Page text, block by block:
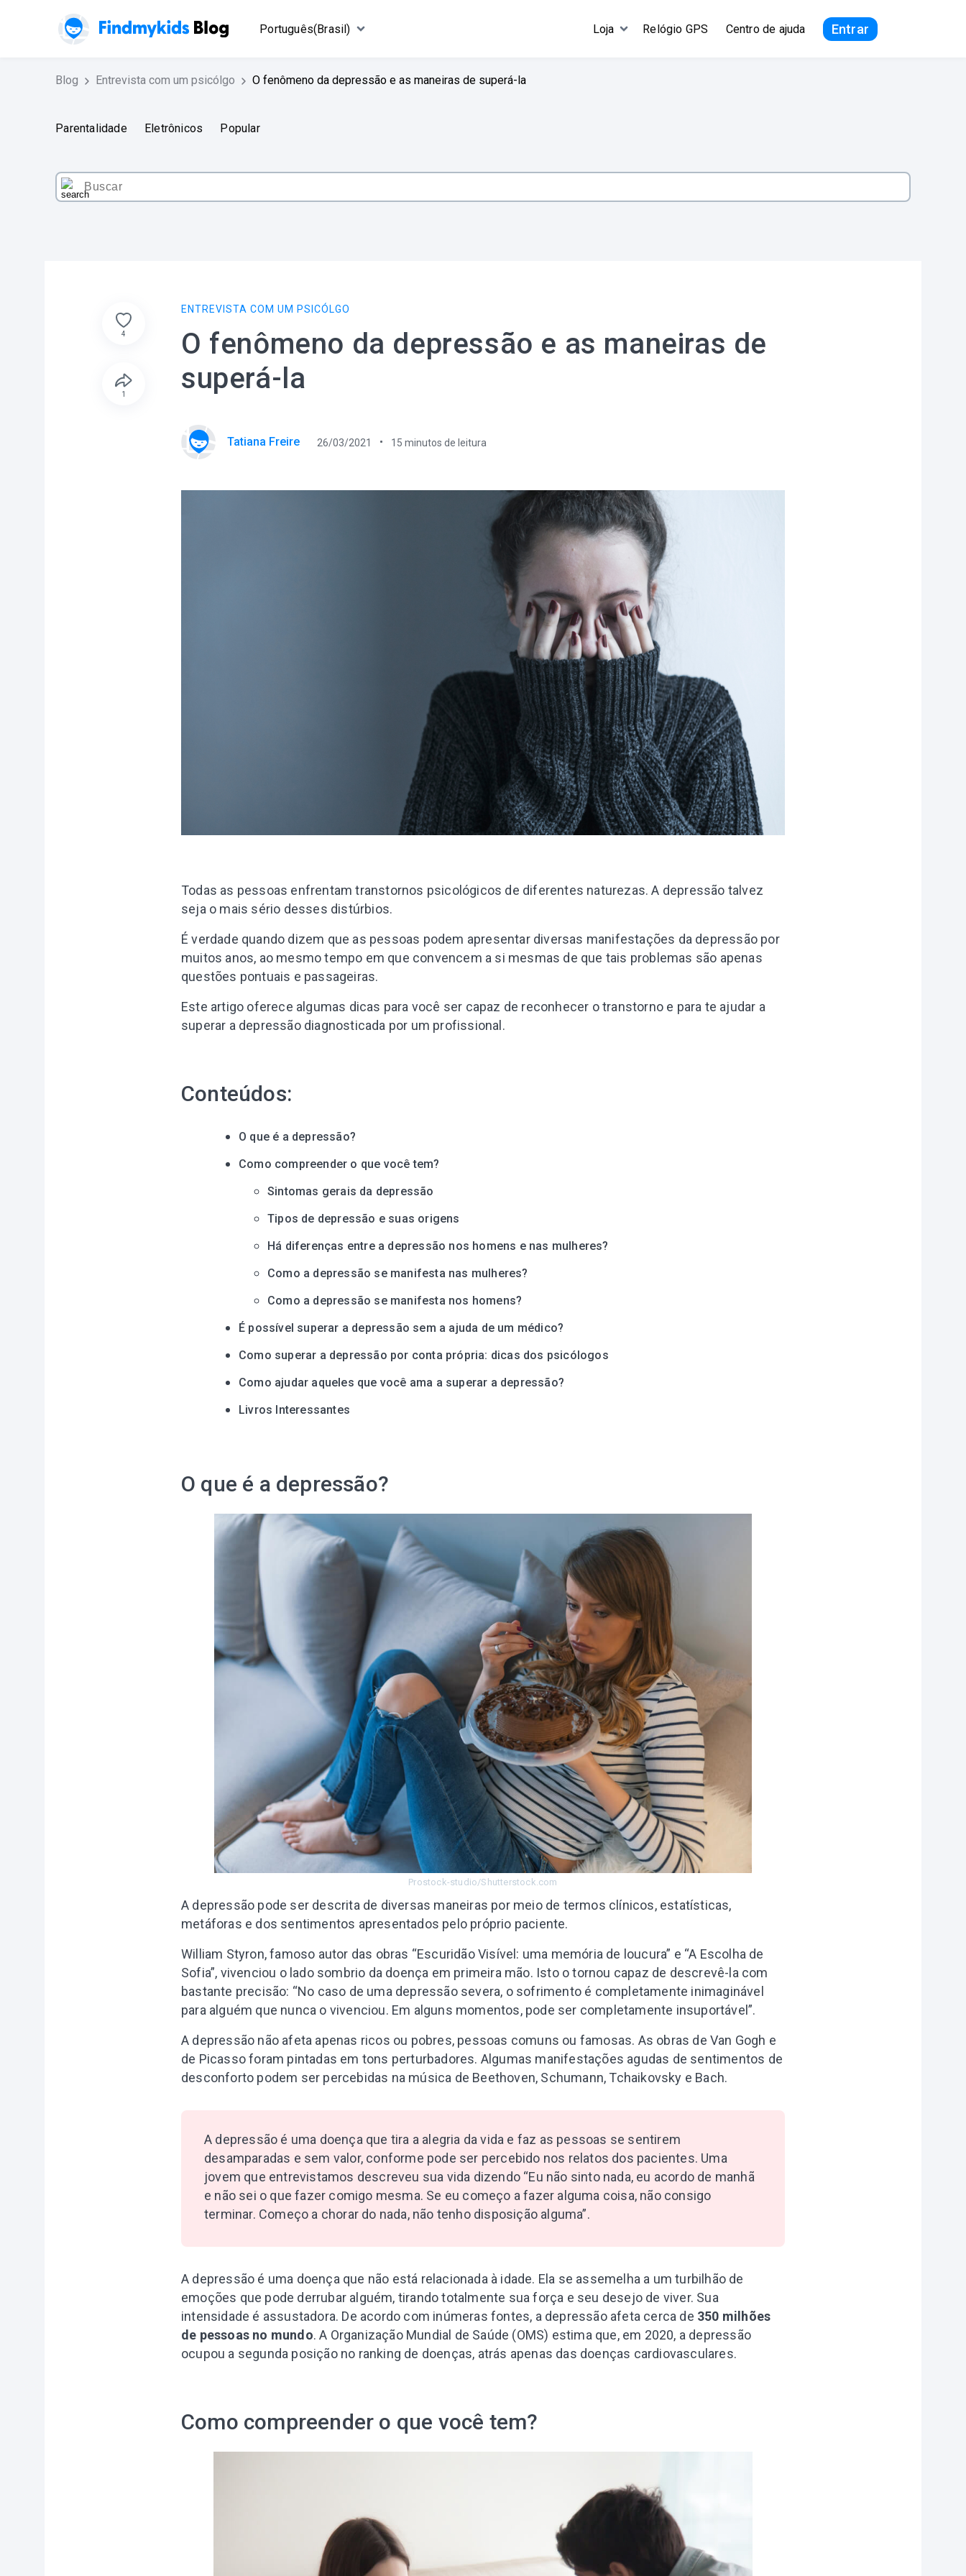
Português(Brasil) Loja Relógio GPS Centro de ajuda Entrar
Blog Entrevista com um psicólgo O fenômeno da depressão e as maneiras de superá-la
Parentalidade Eletrônicos Popular
4
1
ENTREVISTA COM UM PSICÓLGO
O fenômeno da depressão e as maneiras de
superá-la
Tatiana Freire 26/03/2021 15 minutos de leitura
Todas as pessoas enfrentam transtornos psicológicos de diferentes naturezas. A depressão talvez
seja o mais sério desses distúrbios.
É verdade quando dizem que as pessoas podem apresentar diversas manifestações da depressão por
muitos anos, ao mesmo tempo em que convencem a si mesmas de que tais problemas são apenas
questões pontuais e passageiras.
Este artigo oferece algumas dicas para você ser capaz de reconhecer o transtorno e para te ajudar a
superar a depressão diagnosticada por um profissional.
Conteúdos:
O que é a depressão?
Como compreender o que você tem?
Sintomas gerais da depressão
Tipos de depressão e suas origens
Há diferenças entre a depressão nos homens e nas mulheres?
Como a depressão se manifesta nas mulheres?
Como a depressão se manifesta nos homens?
É possível superar a depressão sem a ajuda de um médico?
Como superar a depressão por conta própria: dicas dos psicólogos
Como ajudar aqueles que você ama a superar a depressão?
Livros Interessantes
O que é a depressão?
Prostock-studio/Shutterstock.com
A depressão pode ser descrita de diversas maneiras por meio de termos clínicos, estatísticas,
metáforas e dos sentimentos apresentados pelo próprio paciente.
William Styron, famoso autor das obras “Escuridão Visível: uma memória de loucura” e “A Escolha de
Sofia”, vivenciou o lado sombrio da doença em primeira mão. Isto o tornou capaz de descrevê-la com
bastante precisão: “No caso de uma depressão severa, o sofrimento é completamente inimaginável
para alguém que nunca o vivenciou. Em alguns momentos, pode ser completamente insuportável”.
A depressão não afeta apenas ricos ou pobres, pessoas comuns ou famosas. As obras de Van Gogh e
de Picasso foram pintadas em tons perturbadores. Algumas manifestações agudas de sentimentos de
desconforto podem ser percebidas na música de Beethoven, Schumann, Tchaikovsky e Bach.
A depressão é uma doença que tira a alegria da vida e faz as pessoas se sentirem
desamparadas e sem valor, conforme pode ser percebido nos relatos dos pacientes. Uma
jovem que entrevistamos descreveu sua vida dizendo “Eu não sinto nada, eu acordo de manhã
e não sei o que fazer comigo mesma. Se eu começo a fazer alguma coisa, não consigo
terminar. Começo a chorar do nada, não tenho disposição alguma”.
A depressão é uma doença que não está relacionada à idade. Ela se assemelha a um turbilhão de
emoções que pode derrubar alguém, tirando totalmente sua força e seu desejo de viver. Sua
intensidade é assustadora. De acordo com inúmeras fontes, a depressão afeta cerca de 350 milhões
de pessoas no mundo. A Organização Mundial de Saúde (OMS) estima que, em 2020, a depressão
ocupou a segunda posição no ranking de doenças, atrás apenas das doenças cardiovasculares.
Como compreender o que você tem?